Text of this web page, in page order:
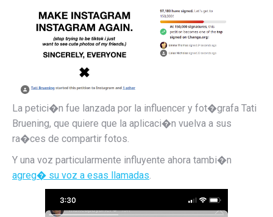
La petici�n fue lanzada por la influencer y fot�grafa Tati
Bruening, que quiere que la aplicaci�n vuelva a sus
ra�ces de compartir fotos.
Y una voz particularmente influyente ahora tambi�n
agreg� su voz a esas llamadas